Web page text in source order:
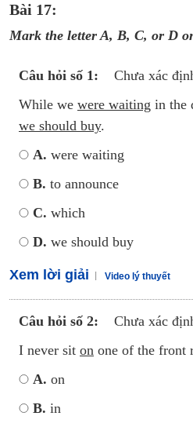
Bài 17:
Mark the letter A, B, C, or D
Câu hỏi số 1:
Chưa xác
While we were waiting in the
we should buy.
A. were waiting
B. to announce
C. which
D. we should buy
Xem lời giải Video lý thuyết
Câu hỏi số 2:
Chưa xác
I never sit on one of the front
A. on
B. in